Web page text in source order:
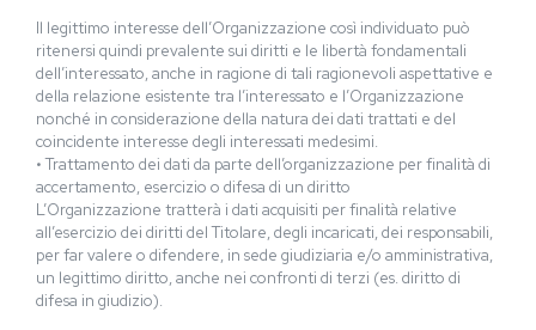
Il legittimo interesse dell’Organizzazione così individuato può
ritenersi quindi prevalente sui diritti e le libertà fondamentali
dell’interessato, anche in ragione di tali ragionevoli aspettative e
della relazione esistente tra l’interessato e l’Organizzazione
nonché in considerazione della natura dei dati trattati e del
coincidente interesse degli interessati medesimi.
• Trattamento dei dati da parte dell’organizzazione per finalità di
accertamento, esercizio o difesa di un diritto
L’Organizzazione tratterà i dati acquisiti per finalità relative
all’esercizio dei diritti del Titolare, degli incaricati, dei responsabili,
per far valere o difendere, in sede giudiziaria e/o amministrativa,
un legittimo diritto, anche nei confronti di terzi (es. diritto di
difesa in giudizio).